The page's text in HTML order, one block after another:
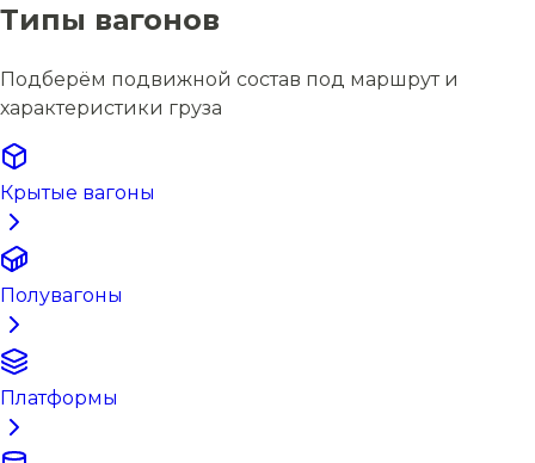
Типы вагонов
Подберём подвижной состав под маршрут и
характеристики груза
Крытые вагоны
Полувагоны
Платформы